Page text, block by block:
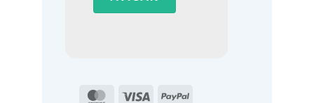
MasterCard
Visa
PayPal